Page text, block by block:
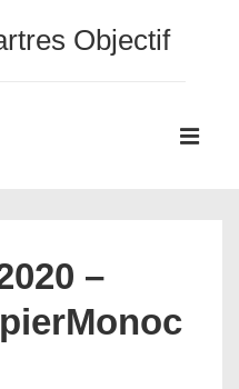
Objectif
Main
–